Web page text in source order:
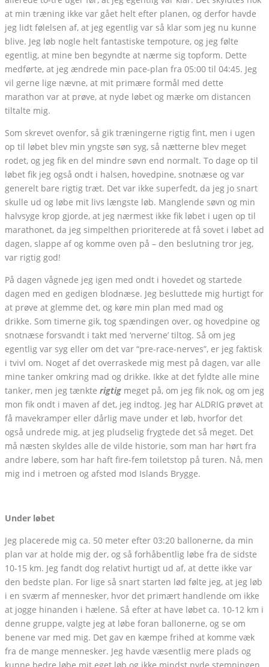
at min træning ikke var gået helt efter planen, og derfor havde
jeg lidt følelsen af, at jeg egentlig var så klar som jeg nu kunne
blive. Jeg løb nogle helt fantastiske tempoture, og jeg følte
egentlig, at mine ben begyndte at nærme sig topform. Dette
medførte, at jeg ændrede min pace-plan fra 05:00 til 04:45. Jeg
vil gerne lige nævne, at mit primære formål med dette
marathon var at prøve, at nyde løbet og mærke om distancen
tiltalte mig.
Som skrevet ovenfor, så gik træningerne rigtig fint, men i ugen
op til løbet blev min yngste søn syg, så nætterne blev meget
rodet, og jeg fik en del mindre søvn end normalt. To dage op til
løbet fik jeg også ondt i halsen, hovedpine, snotnæse og var
generelt bare rigtig træt. Det var ikke superfedt, da jeg jo snart
skulle ud og løbe mit livs længste løb. Manglende søvn og min
halvsyge krop gjorde, at jeg nærmest ikke fik løbet i ugen op til
marathonet, da jeg simpelthen prioriterede at få sovet i løbet ad
dagen, slappe af og komme oven på – den beslutning tror jeg,
var rigtig god!
På dagen vågnede jeg igen med ondt i hovedet og startede
dagen med en gedigen blodnæse. Jeg besluttede mig hurtigt for
at prøve at glemme det, og køre min plan med mad og
drikke. Som timerne gik, tog spændingen over, og hovedpine og
snotnæse forsvandt i takt med ‘nerverne’ tiltog. Så om jeg
egentlig var syg eller om det var “pre-race-nerves”, er jeg faktisk
i tvivl om. Noget af det overraskede mig mest på dagen, var alle
mine tanker omkring mad og drikke. Ikke at det fyldte alle mine
tanker, men jeg tænkte rigtig meget på, om jeg fik nok, og om jeg
mon fik ondt i maven af det, jeg indtog. Jeg har ALDRIG prøvet at
få mavekramper eller dårlig mave under et løb, hvorfor det
også undrede mig, at jeg pludselig frygtede det så meget. Det
må næsten skyldes alle de vilde historie, som man har hørt fra
andre løbere, som har haft fire-fem toiletstop på turen. Nå, men
mig ind i metroen og afsted mod Islands Brygge.
Under løbet
Jeg placerede mig ca. 50 meter efter 03:20 ballonerne, da min
plan var at holde mig der, og så forhåbentlig løbe fra de sidste
10-15 km. Jeg fandt dog relativt hurtigt ud af, at dette ikke var
den bedste plan. For lige så snart starten lød følte jeg, at jeg løb
i en sværm af mennesker, hvor det primært handlende om ikke
at jogge hinanden i hælene. Så efter at have løbet ca. 10-12 km i
denne gruppe, valgte jeg at løbe foran ballonerne, og se om
benene var med mig. Det gav en kæmpe frihed at komme væk
fra de mange mennesker. Jeg havde væsentlig mere plads og